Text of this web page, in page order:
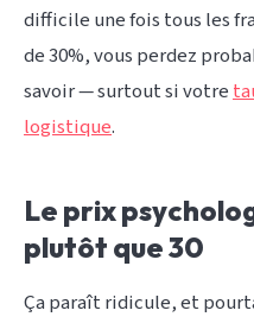
difficile une fois tous les
de 30%, vous perdez
savoir — surtout si votre
logistique.
Le prix
plutôt que 30
Ça paraît ridicule, et